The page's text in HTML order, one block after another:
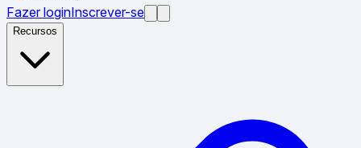
Fazer loginInscrever-se
Recursos